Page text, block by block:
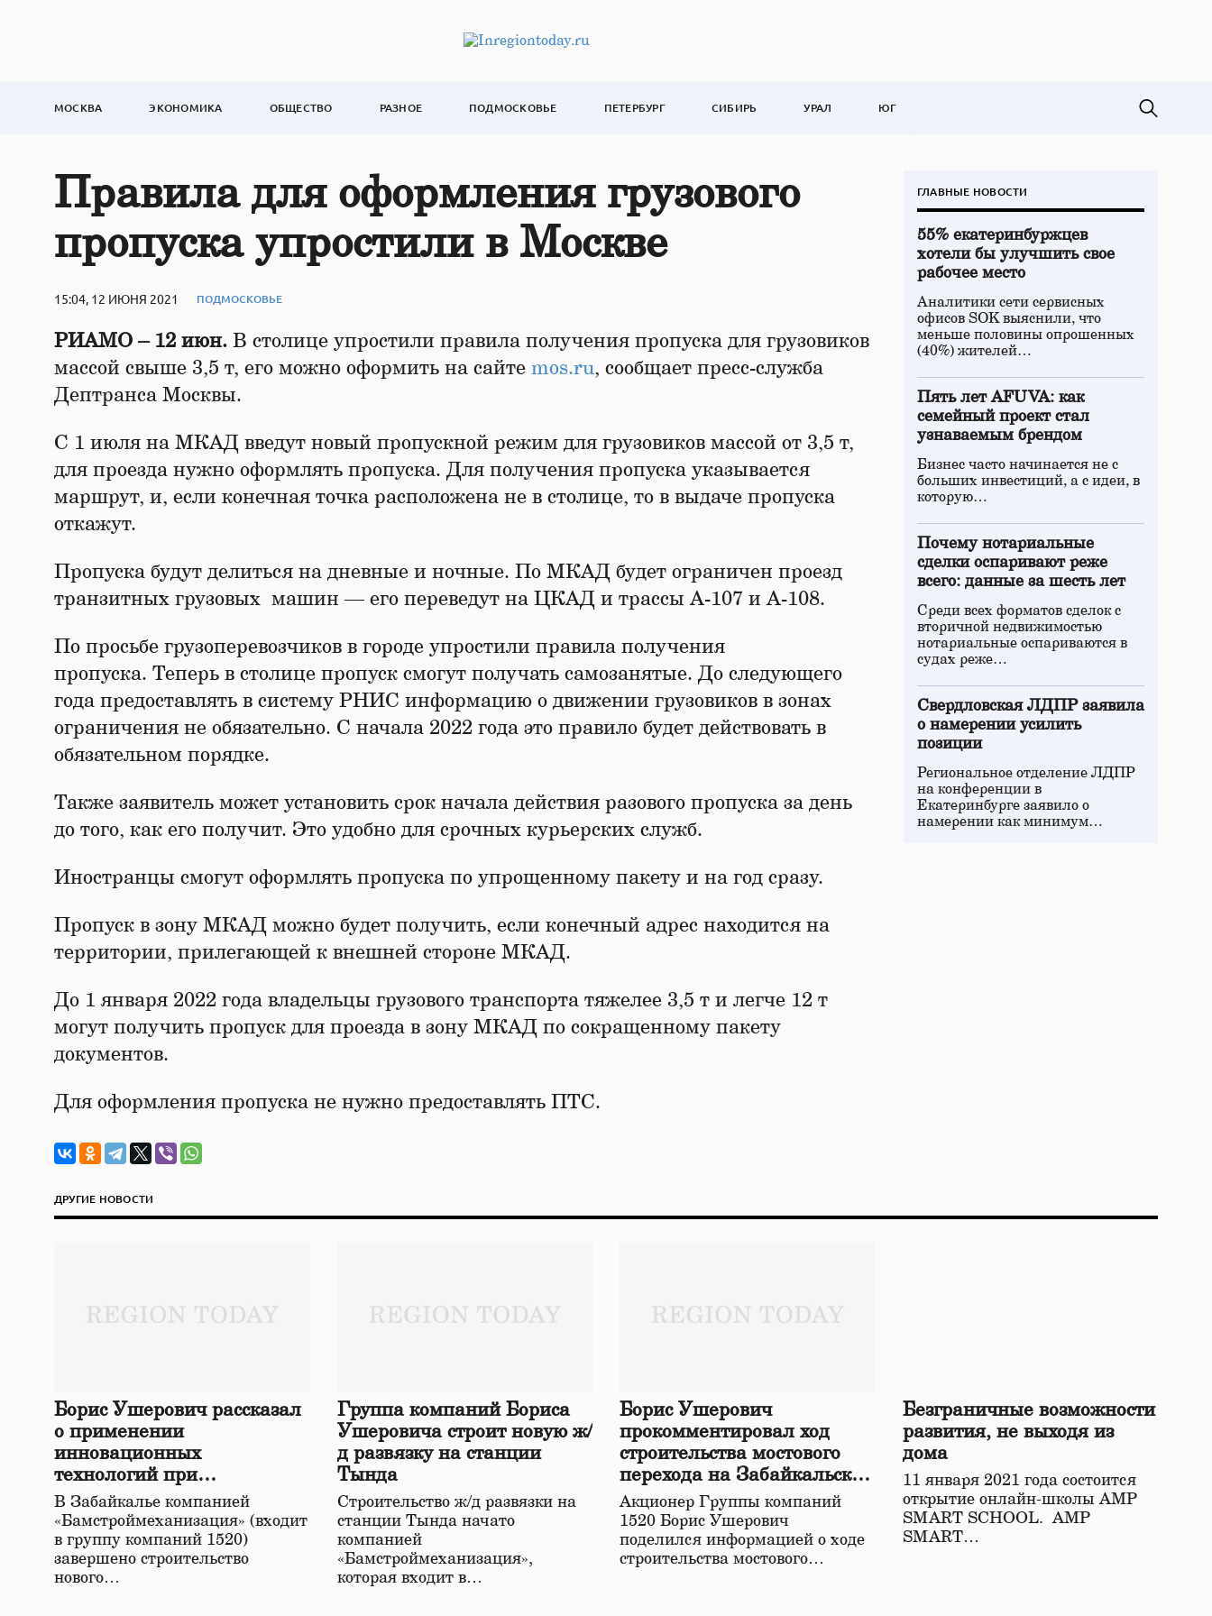
МОСКВА ЭКОНОМИКА ОБЩЕСТВО РАЗНОЕ ПОДМОСКОВЬЕ ПЕТЕРБУРГ СИБИРЬ УРАЛ ЮГ
Правила для оформления грузового
пропуска упростили в Москве
15:04, 12 ИЮНЯ 2021 ПОДМОСКОВЬЕ
РИАМО – 12 июн. В столице упростили правила получения пропуска для грузовиков
массой свыше 3,5 т, его можно оформить на сайте mos.ru, сообщает пресс-служба
Дептранса Москвы.
С 1 июля на МКАД введут новый пропускной режим для грузовиков массой от 3,5 т,
для проезда нужно оформлять пропуска. Для получения пропуска указывается
маршрут, и, если конечная точка расположена не в столице, то в выдаче пропуска
откажут.
Пропуска будут делиться на дневные и ночные. По МКАД будет ограничен проезд
транзитных грузовых машин — его переведут на ЦКАД и трассы А-107 и А-108.
По просьбе грузоперевозчиков в городе упростили правила получения
пропуска. Теперь в столице пропуск смогут получать самозанятые. До следующего
года предоставлять в систему РНИС информацию о движении грузовиков в зонах
ограничения не обязательно. С начала 2022 года это правило будет действовать в
обязательном порядке.
Также заявитель может установить срок начала действия разового пропуска за день
до того, как его получит. Это удобно для срочных курьерских служб.
Иностранцы смогут оформлять пропуска по упрощенному пакету и на год сразу.
Пропуск в зону МКАД можно будет получить, если конечный адрес находится на
территории, прилегающей к внешней стороне МКАД.
До 1 января 2022 года владельцы грузового транспорта тяжелее 3,5 т и легче 12 т
могут получить пропуск для проезда в зону МКАД по сокращенному пакету
документов.
Для оформления пропуска не нужно предоставлять ПТС.
ГЛАВНЫЕ НОВОСТИ
55% екатеринбуржцев
хотели бы улучшить свое
рабочее место
Аналитики сети сервисных
офисов SOK выяснили, что
меньше половины опрошенных
(40%) жителей…
Пять лет AFUVA: как
семейный проект стал
узнаваемым брендом
Бизнес часто начинается не с
больших инвестиций, а с идеи, в
которую…
Почему нотариальные
сделки оспаривают реже
всего: данные за шесть лет
Среди всех форматов сделок с
вторичной недвижимостью
нотариальные оспариваются в
судах реже…
Свердловская ЛДПР заявила
о намерении усилить
позиции
Региональное отделение ЛДПР
на конференции в
Екатеринбурге заявило о
намерении как минимум…
ДРУГИЕ НОВОСТИ
Борис Ушерович рассказал
о применении
инновационных
технологий при
строительстве нового моста
в Забайкалье
В Забайкалье компанией
«Бамстроймеханизация» (входит
в группу компаний 1520)
завершено строительство
нового…
Группа компаний Бориса
Ушеровича строит новую ж/
д развязку на станции
Тында
Строительство ж/д развязки на
станции Тында начато
компанией
«Бамстроймеханизация»,
которая входит в…
Борис Ушерович
прокомментировал ход
строительства мостового
перехода на Забайкальской
железной дороге
Акционер Группы компаний
1520 Борис Ушерович
поделился информацией о ходе
строительства мостового…
Безграничные возможности
развития, не выходя из
дома
11 января 2021 года состоится
открытие онлайн-школы АМР
SMART SCHOOL. АМР
SMART…